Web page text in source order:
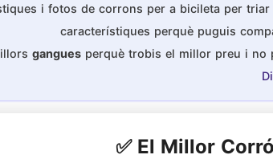
i fotos de corrons per a bicileta per
característiques perquè puguis
ganguesperquè trobis el millor preu i no
✅ El Millor